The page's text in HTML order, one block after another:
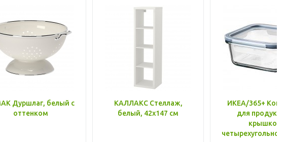
Дуршлаг, белый с
оттенком
КАЛЛАКС Стеллаж,
белый, 42x147 см
ИКЕА/365+
для
крышкой,